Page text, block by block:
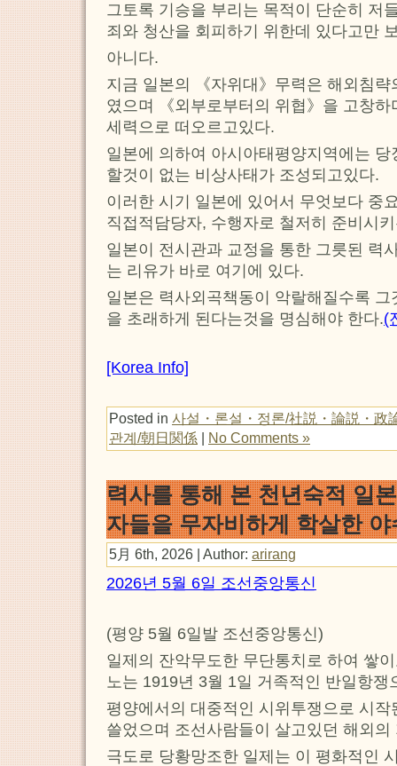
그토록 기승을 부리는 목적이 단순히 저
죄와 청산을 회피하기 위한데 있다고만
아니다.
지금 일본의 《자위대》무력은 해외침
였으며 《외부로부터의 위협》을 고창
세력으로 떠오르고있다.
일본에 의하여 아시아태평양지역에는
할것이 없는 비상사태가 조성되고있다.
이러한 시기 일본에 있어서 무엇보다 중
직접적담당자, 수행자로 철저히 준비시
일본이 전시관과 교정을 통한 그릇된 력
는 리유가 바로 여기에 있다.
일본은 력사외곡책동이 악랄해질수록
을 초래하게 된다는것을 명심해야 한다.(
[Korea Info]
Posted in 사설・론설・정론/社説・論説・政
관계/朝日関係 | No Comments »
력사를 통해 본 천년숙적 일
자들을 무자비하게 학살한
5月 6th, 2026 | Author: arirang
2026년 5월 6일 조선중앙통신
(평양 5월 6일발 조선중앙통신)
일제의 잔악무도한 무단통치로 하여 쌓
노는 1919년 3월 1일 거족적인 반일항쟁
평양에서의 대중적인 시위투쟁으로 시
쓸었으며 조선사람들이 살고있던 해외
극도로 당황망조한 일제는 이 평화적인